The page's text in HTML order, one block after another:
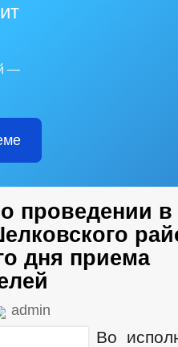
—
проведении в
дня приема
admin
Во